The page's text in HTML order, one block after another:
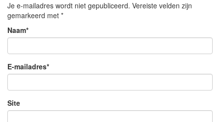
Je e-mailadres wordt niet gepubliceerd. Vereiste velden zijn
gemarkeerd met *
Naam*
E-mailadres*
Site